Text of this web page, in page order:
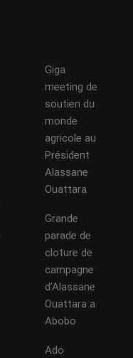
Giga
meeting de
soutien du
monde
agricole au
Président
Alassane
Ouattara
Grande
parade de
cloture de
campagne
d’Alassane
Ouattara a
Abobo
Ado